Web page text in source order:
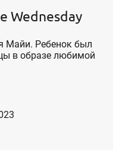
Wednesday
Майи. Ребенок был
в образе любимой